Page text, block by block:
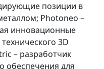
позиции в
Photoneo –
инновационные
3D
– разработчик
для